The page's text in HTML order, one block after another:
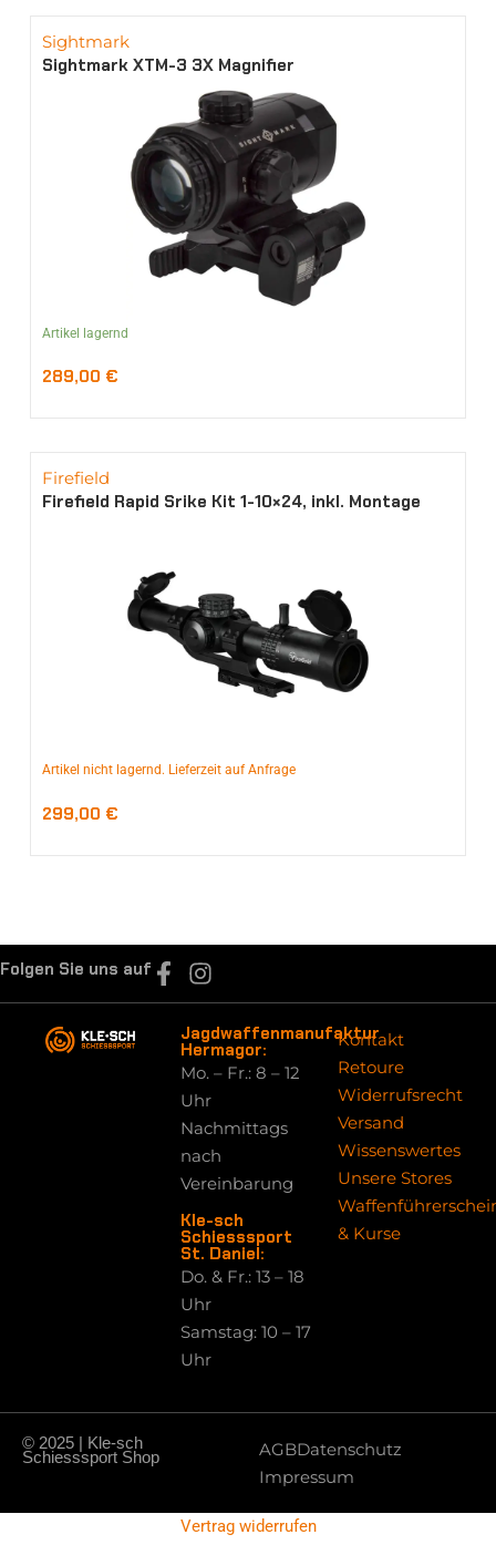
Sightmark
Sightmark XTM-3 3X Magnifier
Artikel lagernd
289,00 €
Firefield
Firefield Rapid Srike Kit 1-10×24, inkl. Montage
Artikel nicht lagernd. Lieferzeit auf Anfrage
299,00 €
Folgen Sie uns auf
Jagdwaffenmanufaktur
Hermagor:
Mo. – Fr.: 8 – 12
Uhr
Nachmittags
nach
Vereinbarung
Kle-sch
Schiesssport
St. Daniel:
Do. & Fr.: 13 – 18
Uhr
Samstag: 10 – 17
Uhr
Kontakt
Retoure
Widerrufsrecht
Versand
Wissenswertes
Unsere Stores
& Kurse
© 2025 | Kle-sch
Schiesssport Shop AGBDatenschutz
Impressum
Vertrag widerrufen